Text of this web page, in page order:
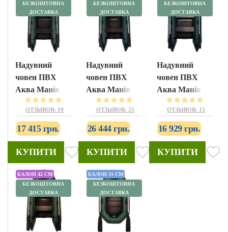
БЕЗКОШТОВНА
ДОСТАВКА
Надувний
човен ПВХ
Аква Манія
АМ-290
ОТЗЫВОВ: 19
17 415 грн.
КУПИТИ
БЕЗКОШТОВНА
ДОСТАВКА
Надувний
човен ПВХ
Аква Манія
АМК-290
ОТЗЫВОВ: 25
26 444 грн.
КУПИТИ
БЕЗКОШТОВНА
ДОСТАВКА
Надувний
човен ПВХ
Аква Манія
АМ-270
ОТЗЫВОВ: 13
16 929 грн.
КУПИТИ
БАЛОН 42 СМ
БЕЗКОШТОВНА
ДОСТАВКА
БАЛОН 31 СМ
БЕЗКОШТОВНА
ДОСТАВКА